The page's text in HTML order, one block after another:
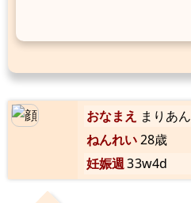
おなまえ まりあん
ねんれい28歳
妊娠週33w4d